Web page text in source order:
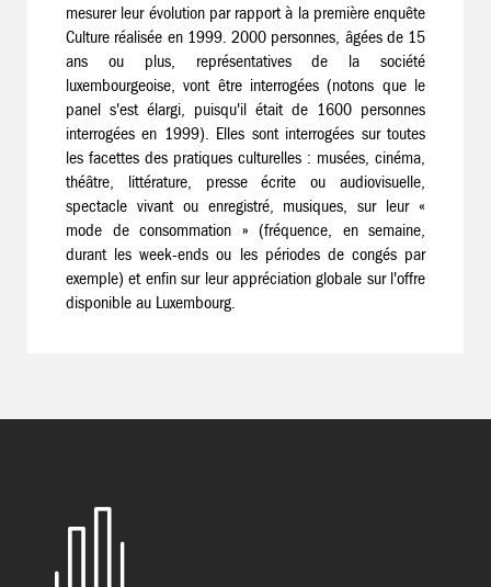
mesurer leur évolution par rapport à la première enquête
Culture réalisée en 1999. 2000 personnes, âgées de 15
ans ou plus, représentatives de la société
luxembourgeoise, vont être interrogées (notons que le
panel s'est élargi, puisqu'il était de 1600 personnes
interrogées en 1999). Elles sont interrogées sur toutes
les facettes des pratiques culturelles : musées, cinéma,
théâtre, littérature, presse écrite ou audiovisuelle,
spectacle vivant ou enregistré, musiques, sur leur «
mode de consommation » (fréquence, en semaine,
durant les week-ends ou les périodes de congés par
exemple) et enfin sur leur appréciation globale sur l'offre
disponible au Luxembourg.